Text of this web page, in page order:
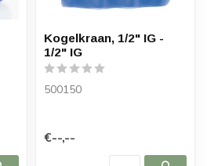
Kogelkraan, 1/2" IG -
1/2" IG
500150
€--,--